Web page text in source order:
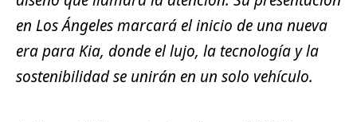
en Los Ángeles marcará el inicio de una nueva
era para Kia, donde el lujo, la tecnología y la
sostenibilidad se unirán en un solo vehículo.